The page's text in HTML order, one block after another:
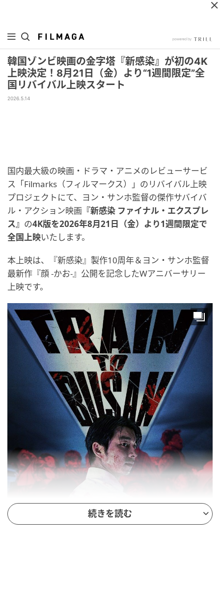
韓国ゾンビ映画の金字塔『新感染』が初の4K
上映決定！8月21日（金）より“1週間限定”全
国リバイバル上映スタート
2026.5.14
国内最大級の映画・ドラマ・アニメのレビューサービ
ス「Filmarks（フィルマークス）」のリバイバル上映
プロジェクトにて、ヨン・サンホ監督の傑作サバイバ
ル・アクション映画 『新感染 ファイナル・エクスプレ
ス』 の4K版を2026年8月21日（金）より1週間限定で
全国上映いたします。
本上映は、『新感染』製作10周年＆ヨン・サンホ監督
最新作『顔 -かお-』公開を記念したWアニバーサリー
上映です。
続きを読む